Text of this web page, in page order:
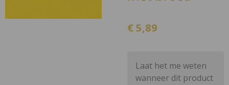
€ 5,89
Laat het me weten
wanneer dit product